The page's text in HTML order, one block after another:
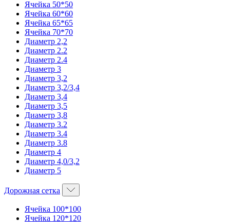
Ячейка 50*50
Ячейка 60*60
Ячейка 65*65
Ячейка 70*70
Диаметр 2,2
Диаметр 2.2
Диаметр 2.4
Диаметр 3
Диаметр 3,2
Диаметр 3,2/3,4
Диаметр 3,4
Диаметр 3,5
Диаметр 3,8
Диаметр 3.2
Диаметр 3.4
Диаметр 3.8
Диаметр 4
Диаметр 4,0/3,2
Диаметр 5
Дорожная сетка
Ячейка 100*100
Ячейка 120*120